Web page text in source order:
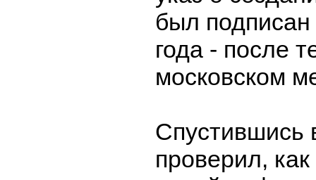
был
года - после
московском
Спустившись
проверил,